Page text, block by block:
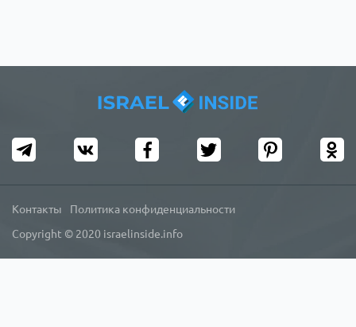
Copyright © 2020 israelinside.info
Контакты Политика конфиденциальности